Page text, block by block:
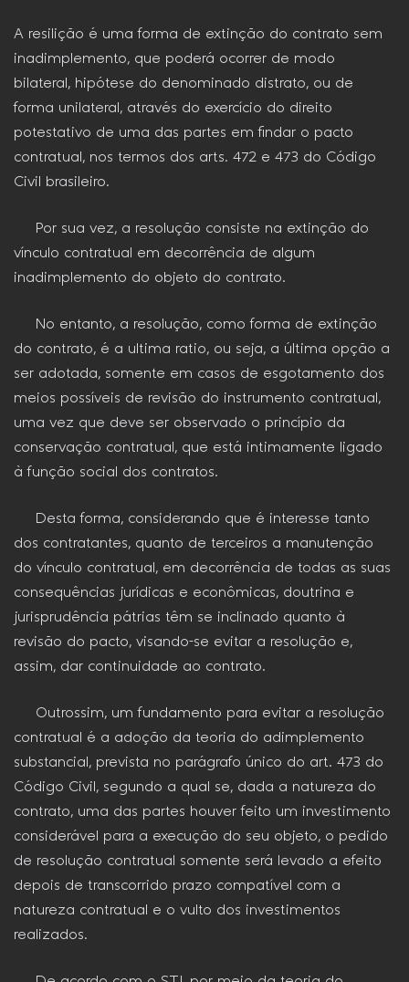
A resilição é uma forma de extinção do contrato sem
inadimplemento, que poderá ocorrer de modo
bilateral, hipótese do denominado distrato, ou de
forma unilateral, através do exercício do direito
potestativo de uma das partes em findar o pacto
contratual, nos termos dos arts. 472 e 473 do Código
Civil brasileiro.
Por sua vez, a resolução consiste na extinção do
vínculo contratual em decorrência de algum
inadimplemento do objeto do contrato.
No entanto, a resolução, como forma de extinção
do contrato, é a ultima ratio, ou seja, a última opção a
ser adotada, somente em casos de esgotamento dos
meios possíveis de revisão do instrumento contratual,
uma vez que deve ser observado o princípio da
conservação contratual, que está intimamente ligado
à função social dos contratos.
Desta forma, considerando que é interesse tanto
dos contratantes, quanto de terceiros a manutenção
do vínculo contratual, em decorrência de todas as suas
consequências jurídicas e econômicas, doutrina e
jurisprudência pátrias têm se inclinado quanto à
revisão do pacto, visando-se evitar a resolução e,
assim, dar continuidade ao contrato.
Outrossim, um fundamento para evitar a resolução
contratual é a adoção da teoria do adimplemento
substancial, prevista no parágrafo único do art. 473 do
Código Civil, segundo a qual se, dada a natureza do
contrato, uma das partes houver feito um investimento
considerável para a execução do seu objeto, o pedido
de resolução contratual somente será levado a efeito
depois de transcorrido prazo compatível com a
natureza contratual e o vulto dos investimentos
realizados.